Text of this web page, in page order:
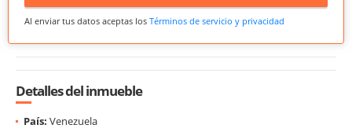
Al enviar tus datos aceptas los Términos de servicio y privacidad
Detalles del inmueble
País: Venezuela